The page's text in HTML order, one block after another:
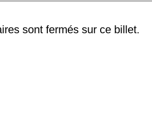
sont fermés sur ce billet.